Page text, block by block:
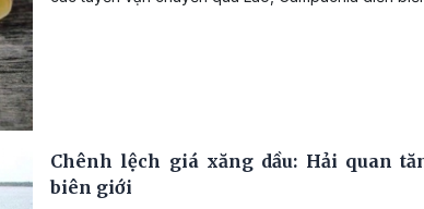
Chênh lệch giá xăng dầu: Hải quan
biên giới